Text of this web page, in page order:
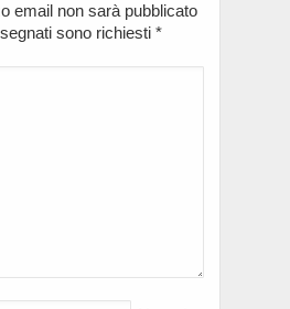
email non sarà pubblicato
sono richiesti *